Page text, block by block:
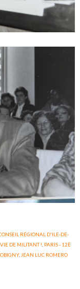
RÉGIONAL D'ILE-DE-
DE MILITANT ! PARIS - 12È
, JEAN LUC ROMERO